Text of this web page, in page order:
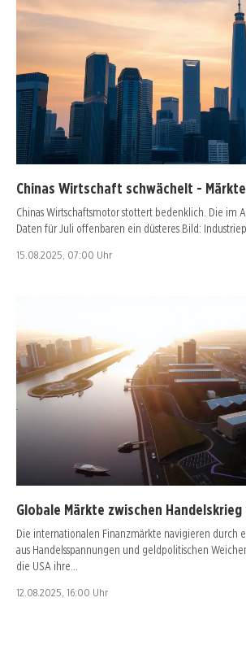
Chinas Wirtschaft schwächelt -
Chinas Wirtschaftsmotor stottert bedenklich. Die im
Daten für Juli offenbaren ein düsteres Bild:
15.08.2025, 07:00 Uhr
Globale Märkte zwischen
Die internationalen Finanzmärkte navigieren durch
aus Handelsspannungen und geldpolitischen
die USA ihre…
12.08.2025, 16:00 Uhr